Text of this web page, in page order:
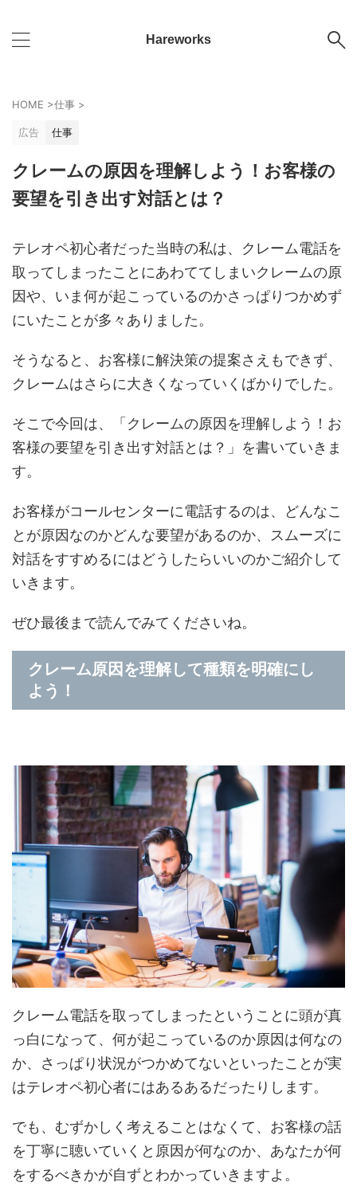
Hareworks
HOME >仕事 >
広告 仕事
クレームの原因を理解しよう！お客様の
要望を引き出す対話とは？
テレオペ初心者だった当時の私は、クレーム電話を
取ってしまったことにあわててしまいクレームの原
因や、いま何が起こっているのかさっぱりつかめず
にいたことが多々ありました。
そうなると、お客様に解決策の提案さえもできず、
クレームはさらに大きくなっていくばかりでした。
そこで今回は、「クレームの原因を理解しよう！お
客様の要望を引き出す対話とは？」を書いていきま
す。
お客様がコールセンターに電話するのは、どんなこ
とが原因なのかどんな要望があるのか、スムーズに
対話をすすめるにはどうしたらいいのかご紹介して
いきます。
ぜひ最後まで読んでみてくださいね。
クレーム原因を理解して種類を明確にし
よう！
クレーム電話を取ってしまったということに頭が真
っ白になって、何が起こっているのか原因は何なの
か、さっぱり状況がつかめてないといったことが実
はテレオペ初心者にはあるあるだったりします。
でも、むずかしく考えることはなくて、お客様の話
を丁寧に聴いていくと原因が何なのか、あなたが何
をするべきかが自ずとわかっていきますよ。